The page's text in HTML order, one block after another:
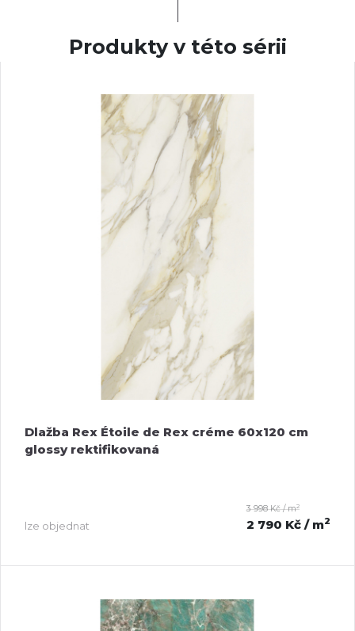
Produkty v této sérii
Dlažba Rex Étoile de Rex créme 60x120 cm
glossy rektifikovaná
lze objednat
3 998 Kč / m2
2 790 Kč / m2